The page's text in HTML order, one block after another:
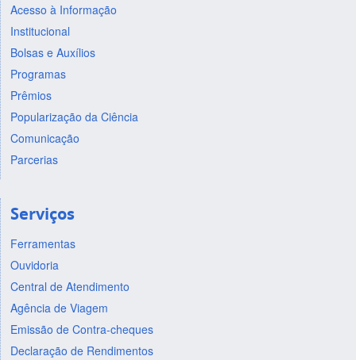
Acesso à Informação
Institucional
Bolsas e Auxílios
Programas
Prêmios
Popularização da Ciência
Comunicação
Parcerias
Serviços
Ferramentas
Ouvidoria
Central de Atendimento
Agência de Viagem
Emissão de Contra-cheques
Declaração de Rendimentos